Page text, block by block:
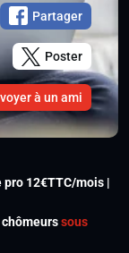
Partager
Poster
à un ami
12€TTC/mois |
sous